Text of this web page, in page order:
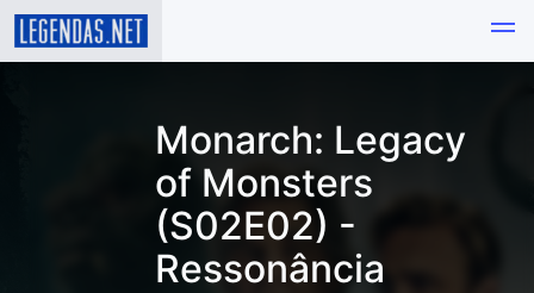
Monarch: Legacy
of Monsters
(S02E02) -
Ressonância